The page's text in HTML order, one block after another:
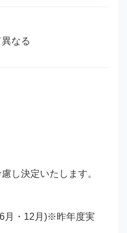
なる
し決定いたします。
月・12月)※昨年度実